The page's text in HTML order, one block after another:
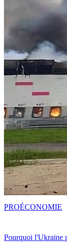
Pourquoi l'Ukraine
PROÉCONOMIE